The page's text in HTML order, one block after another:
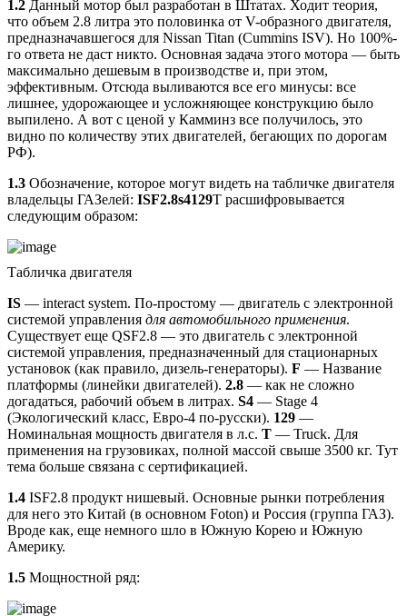
1.2 Данный мотор был разработан в Штатах. Ходит теория,
что объем 2.8 литра это половинка от V-образного двигателя,
предназначавшегося для Nissan Titan (Cummins ISV). Но 100%-
го ответа не даст никто. Основная задача этого мотора — быть
максимально дешевым в производстве и, при этом,
эффективным. Отсюда выливаются все его минусы: все
лишнее, удорожающее и усложняющее конструкцию было
выпилено. А вот с ценой у Камминз все получилось, это
видно по количеству этих двигателей, бегающих по дорогам
РФ).
1.3 Обозначение, которое могут видеть на табличке двигателя
владельцы ГАЗелей: ISF2.8s4129T расшифровывается
следующим образом:
Табличка двигателя
IS — interact system. По-простому — двигатель с электронной
системой управления для автомобильного применения.
Существует еще QSF2.8 — это двигатель с электронной
системой управления, предназначенный для стационарных
установок (как правило, дизель-генераторы). F — Название
платформы (линейки двигателей). 2.8 — как не сложно
догадаться, рабочий объем в литрах. S4 — Stage 4
(Экологический класс, Евро-4 по-русски). 129 —
Номинальная мощность двигателя в л.с. T — Truck. Для
применения на грузовиках, полной массой свыше 3500 кг. Тут
тема больше связана с сертификацией.
1.4 ISF2.8 продукт нишевый. Основные рынки потребления
для него это Китай (в основном Foton) и Россия (группа ГАЗ).
Вроде как, еще немного шло в Южную Корею и Южную
Америку.
1.5 Мощностной ряд: